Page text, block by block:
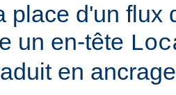
place d'un flux
un en-tête
en